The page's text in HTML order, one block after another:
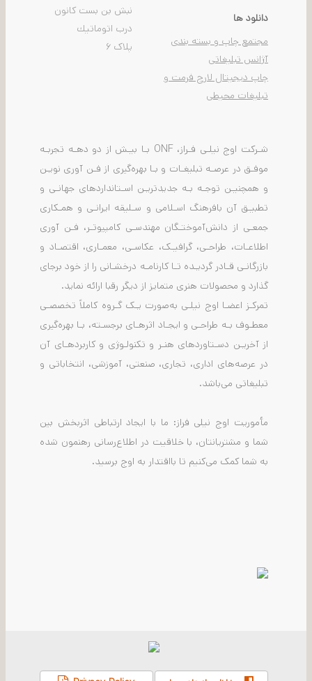
نبش بن بست كانون
درب اتوماتيك
پلاک ۶
دانلود ها
مجتمع چاپ و بسته بندی
آژانس تبلیغاتی
چاپ دیجیتال لارج فرمت و
تبلیغات محیطی
شـرکت اوج نیلـی فـراز، ONF بـا بیـش از دو دهـه تجربـه
موفـق در عرصـه تبلیغـات و بـا بهره‌گیری از فـن آوری نویـن
و همچنیـن توجـه بـه جدیدتریـن اسـتانداردهای جهانـی و
تطبیـق آن بافرهنگ اسـلامی و سـلیقه ایرانـی و همـکاری
جمعـی از دانش‌آموختـگان مهندسـی کامپیوتـر، فـن آوری
اطلاعـات، طراحـی، گرافیـک، عکاسـی، معمـاری، اقتصـاد و
بازرگانـی قـادر گردیـده تـا کارنامـه درخشـانی را از خود برجای
گذارد و محصولات هنری متمایز از دیگر رقبا ارائه نماید.
تمرکـز اعضـا اوج نیلـی به‌صورت یـک گـروه کاملاً تخصصـی
معطـوف بـه طراحـی و ایجـاد اثرهـای برجسـته، بـا بهره‌گیری
از آخریـن دسـتاوردهای هنـر و تکنولـوژی و کاربردهـای آن
در عرصه‌های اداری، تجاری، صنعتی، آموزشی، انتخاباتی و
تبلیغاتی می‌باشد.
مأموریت اوج نیلی فراز: ما با ایجاد ارتباطی اثربخش بین
شما و مشتریانتان، با خلاقیت در اطلاع‌رسانی رهنمون شده
به شما کمک می‌کنیم تا بااقتدار به اوج برسید.